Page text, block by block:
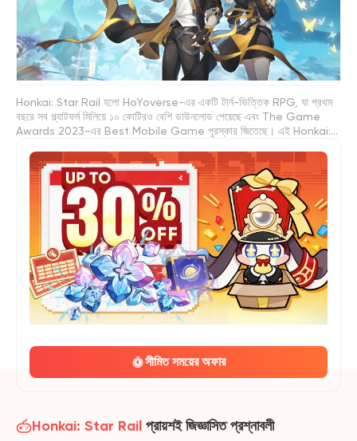
Honkai: Star Rail হলো HoYoverse-এর একটি টার্ন-ভিত্তিক RPG, যা প্রথম
বছরে সব প্ল্যাটফর্ম মিলিয়ে ১০ কোটিরও বেশি ডাউনলোড পেয়েছে এবং The Game
Awards 2023-এর Best Mobile Game পুরস্কার জিতেছে। এই Honkai:
চরিত্র বিল্ড, টিম কম্প, রেলিক টিপস, এবং প্রতিটি পর্যায়ের খেলোয়াড়দের জন্য গেমপ্লে
কৌশল। আপনি পরের ব্যানারের জন্য Stellar Jade জমাচ্ছেন, কোনো চরিত্র পুল করার
মতো কি না তা দেখে নিচ্ছেন, রেলিক ফার্ম করছেন, বা কঠিন কনটেন্টের জন্য টিম বানাচ্ছেন—
এই হাব আপনাকে Astral Express-এ ওঠার আগে ভালো সিদ্ধান্ত নিতে সাহায্য
সীমিত সময়ের অফার
Honkai: Star Rail প্রায়শই জিজ্ঞাসিত প্রশ্নাবলী